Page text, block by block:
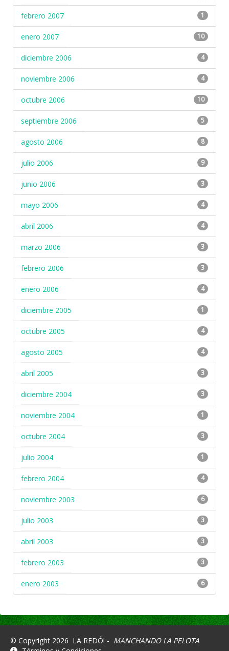
febrero 2007 1
enero 2007 10
diciembre 2006 4
noviembre 2006 4
octubre 2006 10
septiembre 2006 5
agosto 2006 8
julio 2006 9
junio 2006 3
mayo 2006 4
abril 2006 4
marzo 2006 3
febrero 2006 3
enero 2006 4
diciembre 2005 1
octubre 2005 4
agosto 2005 4
abril 2005 3
diciembre 2004 3
noviembre 2004 1
octubre 2004 3
julio 2004 1
febrero 2004 4
noviembre 2003 6
julio 2003 3
abril 2003 3
febrero 2003 3
enero 2003 6
© Copyright 2026 LA REDÓ! - MANCHANDO LA PELOTA